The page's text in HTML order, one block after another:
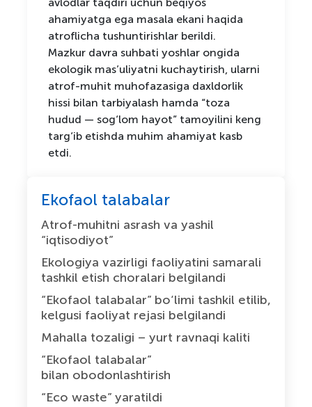
ahamiyatga ega masala ekani haqida
atroflicha tushuntirishlar berildi.
Mazkur davra suhbati yoshlar ongida
ekologik mas’uliyatni kuchaytirish, ularni
atrof-muhit muhofazasiga daxldorlik
hissi bilan tarbiyalash hamda “toza
hudud — sog‘lom hayot” tamoyilini keng
targ‘ib etishda muhim ahamiyat kasb
etdi.
Ekofaol talabalar
Atrof-muhitni asrash va yashil
“iqtisodiyot”
Ekologiya vazirligi faoliyatini samarali
tashkil etish choralari belgilandi
“Ekofaol talabalar” bo‘limi tashkil etilib,
kelgusi faoliyat rejasi belgilandi
Mahalla tozaligi – yurt ravnaqi kaliti
“Ekofaol talabalar”
bilan obodonlashtirish
“Eco waste” yaratildi